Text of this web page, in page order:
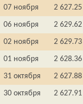
07 ноября 2 627.25
06 ноября 2 629.62
02 ноября 2 629.73
01 ноября 2 628.36
31 октября 2 627.88
30 октября 2 627.91